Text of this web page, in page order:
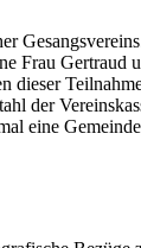
Frau
der
eine